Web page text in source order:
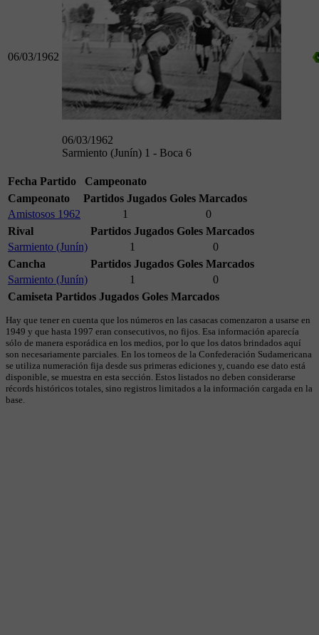
06/03/1962
06/03/1962
Sarmiento (Junín) 1 - Boca 6
Fecha Partido
Campeonato
Campeonato
Partidos Jugados Goles Marcados
Amistosos 1962
1
0
Rival
Partidos Jugados Goles Marcados
Sarmiento (Junín)
1
0
Cancha
Partidos Jugados Goles Marcados
Sarmiento (Junín)
1
0
Camiseta Partidos Jugados Goles Marcados
Hay que tener en cuenta que los números en las casacas comenzaron a usarse en
1949 y que hasta 1997 eran consecutivos, no fijos. Esa información aparecía
sólo de manera esporádica en los medios, por lo que los datos brindados aquí
son necesariamente parciales. En los torneos de la Confederación Sudamericana
se utiliza numeración fija desde sus primeras ediciones y, cuando ese dato está
disponible, se muestra en esta sección. Estos listados no deben considerarse
récords históricos totales, sino registros limitados a la información cargada en la
base.